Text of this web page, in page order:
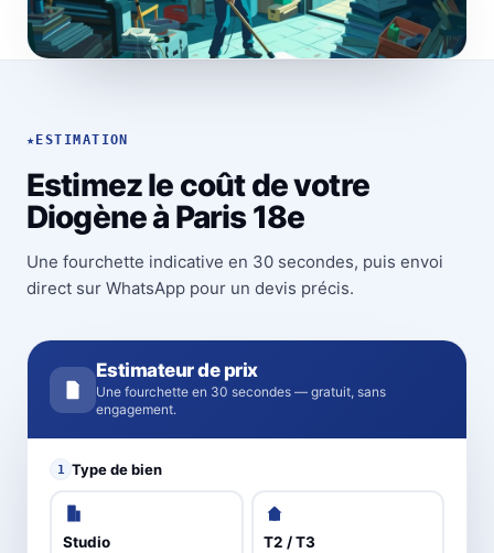
★ ESTIMATION
Estimez le coût de votre
Diogène à Paris 18e
Une fourchette indicative en 30 secondes, puis envoi
direct sur WhatsApp pour un devis précis.
Estimateur de prix
Une fourchette en 30 secondes — gratuit, sans
engagement.
1 Type de bien
Studio T2 / T3